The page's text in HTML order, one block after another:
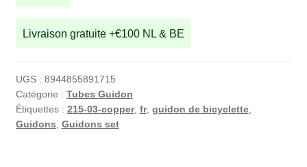
Livraison gratuite +€100 NL & BE
UGS : 8944855891715
Catégorie : Tubes Guidon
Étiquettes : 215-03-copper, fr, guidon de bicyclette,
Guidons Guidons set